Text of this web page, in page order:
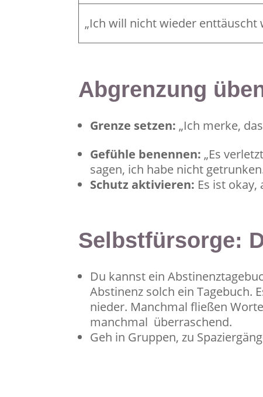
„Ich will nicht wieder enttäuscht
Abgrenzung
Grenze setzen: „Ich merke,
Gefühle benennen: „Es
sagen, ich habe nicht
Schutz aktivieren: Es ist
Selbstfürsorge:
Du kannst ein
Abstinenz solch ein Tagebuch.
nieder. Manchmal fließen
manchmal überraschend.
Geh in Gruppen, zu